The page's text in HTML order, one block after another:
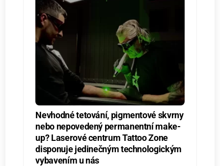
Nevhodné tetování, pigmentové skvrny
nebo nepovedený permanentní make-
up? Laserové centrum Tattoo Zone
disponuje jedinečným technologickým
vybavením u nás